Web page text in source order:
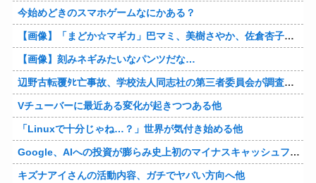
今始めどきのスマホゲームなにかある？
【画像】「まどか☆マギカ」巴マミ、美樹さやか、佐倉杏子エロすぎ放課後えんこーハメ撮りどぴゅどぴゅエチエチが最高すぎる❣
【画像】刻みネギみたいなパンツだな…
辺野古転覆ﾀﾋ亡事故、学校法人同志社の第三者委員会が調査報告書を公表 … 安全配慮義務違反や安全管理に関する検証を妨げた組織風土の存在を指摘
Vチューバーに最近ある変化が起きつつある他
「Linuxで十分じゃね…？」世界が気付き始める他
Google、AIへの投資が膨らみ史上初のマイナスキャッシュフローに陥る他
キズナアイさんの活動内容、ガチでヤバい方向へ他